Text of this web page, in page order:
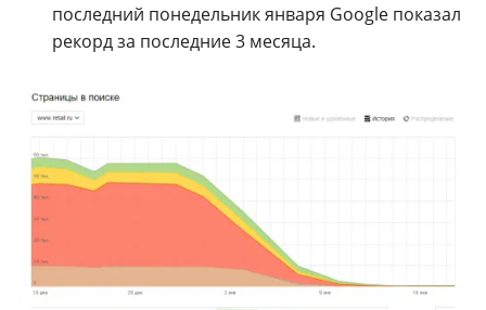
последний понедельник января Google показал
рекорд за последние 3 месяца.